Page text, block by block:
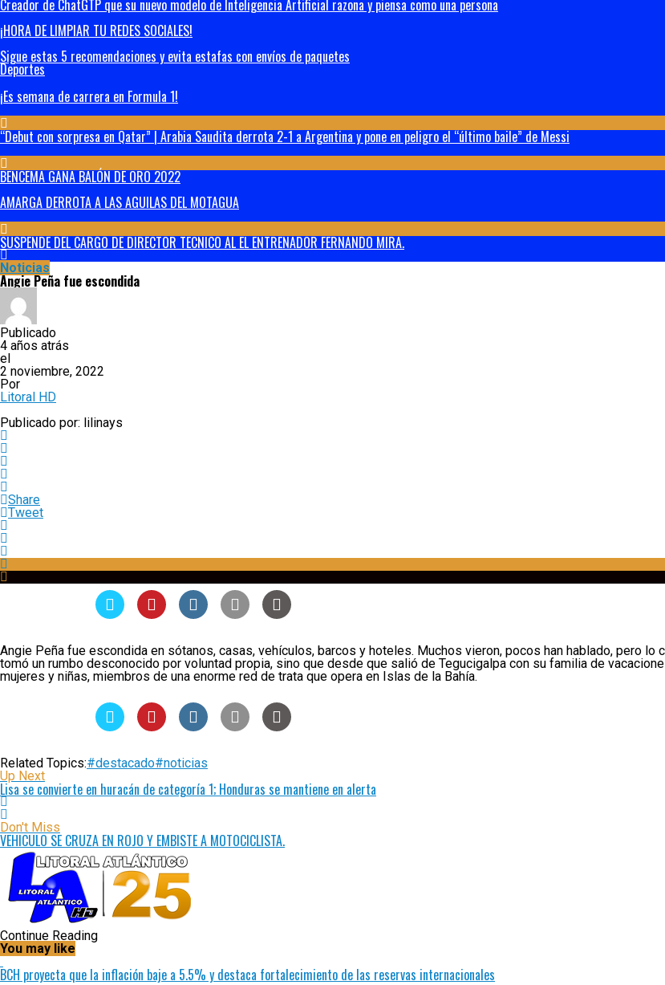
Creador de ChatGTP que su nuevo modelo de Inteligencia Artificial razona y piensa como una persona
¡HORA DE LIMPIAR TU REDES SOCIALES!
Sigue estas 5 recomendaciones y evita estafas con envíos de paquetes
Deportes
¡Es semana de carrera en Formula 1!
“Debut con sorpresa en Qatar” | Arabia Saudita derrota 2-1 a Argentina y pone en peligro el “último baile” de Messi
BENCEMA GANA BALÓN DE ORO 2022
AMARGA DERROTA A LAS AGUILAS DEL MOTAGUA
SUSPENDE DEL CARGO DE DIRECTOR TECNICO AL EL ENTRENADOR FERNANDO MIRA.
Noticias
Angie Peña fue escondida
Publicado
4 años atrás
el
2 noviembre, 2022
Por
Litoral HD
Publicado por: lilinays
Share
Tweet
Angie Peña fue escondida en sótanos, casas, vehículos, barcos y hoteles. Muchos vieron, pocos han hablado, pero
tomó un rumbo desconocido por voluntad propia, sino que desde que salió de Tegucigalpa con su familia de
mujeres y niñas, miembros de una enorme red de trata que opera en Islas de la Bahía.
Related Topics:#destacado#noticias
Up Next
Lisa se convierte en huracán de categoría 1; Honduras se mantiene en alerta
Don't Miss
VEHICULO SE CRUZA EN ROJO Y EMBISTE A MOTOCICLISTA.
Continue Reading
You may like
BCH proyecta que la inflación baje a 5.5% y destaca fortalecimiento de las reservas internacionales